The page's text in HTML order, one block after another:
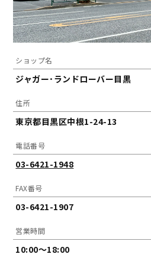
ショップ名
ジャガー･ランドローバー目黒
住所
東京都目黒区中根1-24-13
電話番号
03-6421-1948
FAX番号
03-6421-1907
営業時間
10:00～18:00